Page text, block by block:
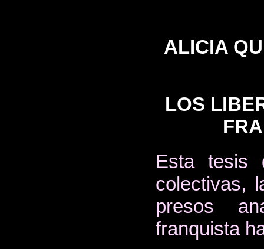
ALICIA
LOS
Esta tesis
colectivas,
presos
franquista